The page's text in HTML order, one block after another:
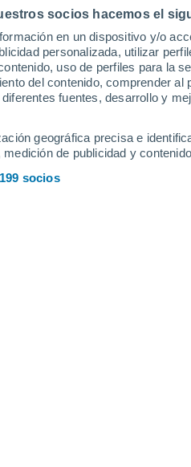
socios hacemos el
en un dispositivo y/o
personalizada, utilizar
uso de perfiles para la
del contenido, comprender
fuentes, desarrollo y
geográfica precisa e
medición de publicidad y
socios
Remontes
en Crystal